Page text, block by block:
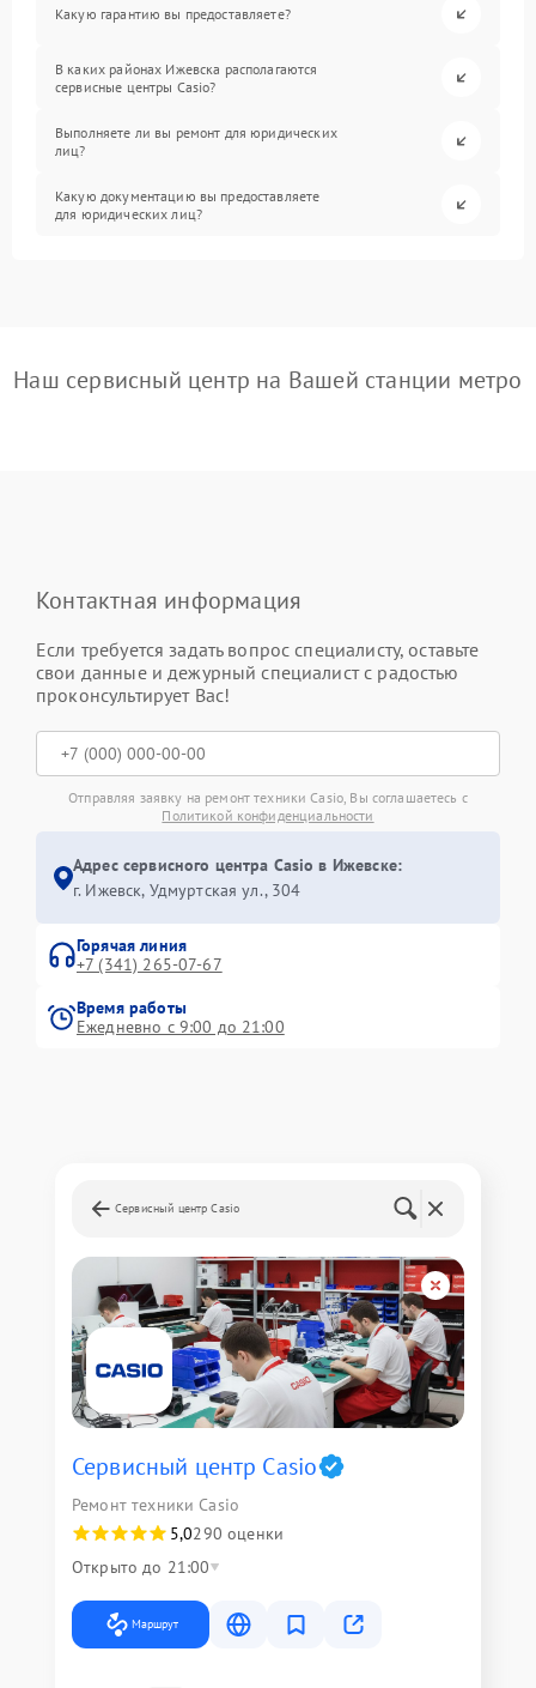
Какую гарантию вы предоставляете?
В каких районах Ижевска располагаются
сервисные центры Casio?
Выполняете ли вы ремонт для юридических
лиц?
Какую документацию вы предоставляете
для юридических лиц?
Наш сервисный центр на Вашей станции метро
Контактная информация
Если требуется задать вопрос специалисту, оставьте
свои данные и дежурный специалист с радостью
проконсультирует Вас!
Отправляя заявку на ремонт техники Casio, Вы соглашаетесь с
Политикой конфиденциальности
Адрес сервисного центра Casio в Ижевске:
г. Ижевск, Удмуртская ул., 304
Горячая линия
+7 (341) 265-07-67
Время работы
Ежедневно с 9:00 до 21:00
Сервисный центр Casio
Сервисный центр Casio
Ремонт техники Casio
5,0290 оценки
Открыто до 21:00
Маршрут